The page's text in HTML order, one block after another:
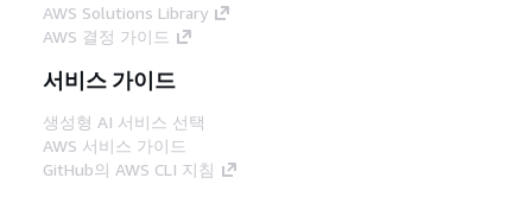
AWS Solutions Library
AWS 결정 가이드
서비스 가이드
생성형 AI 서비스 선택
AWS 서비스 가이드
GitHub의 AWS CLI 지침